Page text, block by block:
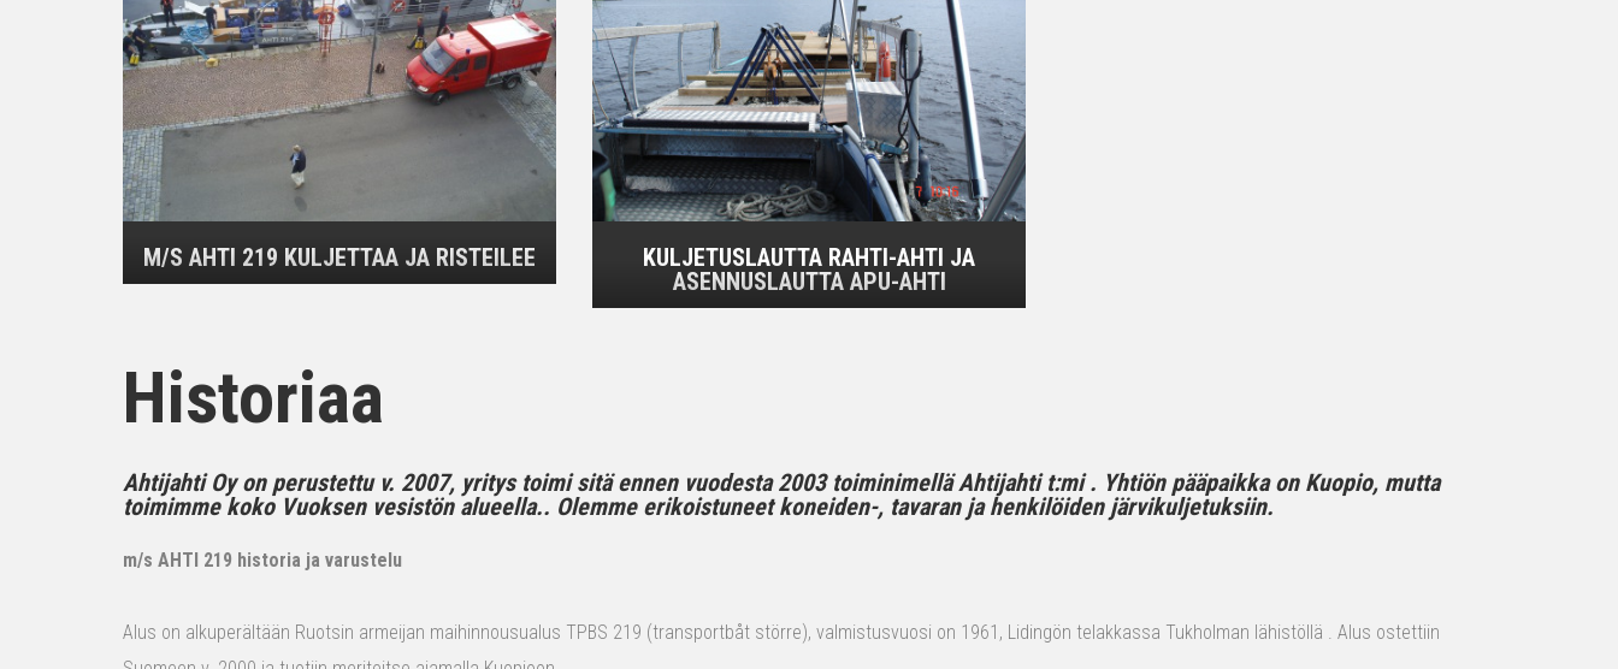
M/S AHTI 219 KULJETTAA JA RISTEILEE
KULJETUSLAUTTA RAHTI-AHTI JA
ASENNUSLAUTTA APU-AHTI
Historiaa
Ahtijahti Oy on perustettu v. 2007, yritys toimi sitä ennen vuodesta 2003 toiminimellä Ahtijahti t:mi . Yhtiön pääpaikka on Kuopio, mutta
toimimme koko Vuoksen vesistön alueella.. Olemme erikoistuneet koneiden-, tavaran ja henkilöiden järvikuljetuksiin.
m/s AHTI 219 historia ja varustelu
Alus on alkuperältään Ruotsin armeijan maihinnousualus TPBS 219 (transportbåt större), valmistusvuosi on 1961, Lidingön telakkassa Tukholman lähistöllä . Alus ostettiin